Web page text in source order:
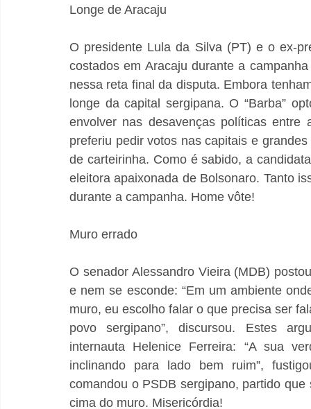
Longe de Aracaju
O presidente Lula da Silva (PT) e o ex-
costados em Aracaju durante a
nessa reta final da disputa. Embora
longe da capital sergipana. O “Barba”
envolver nas desavenças políticas entre
preferiu pedir votos nas capitais e
de carteirinha. Como é sabido, a
eleitora apaixonada de Bolsonaro. Tanto
durante a campanha. Home vôte!
Muro errado
O senador Alessandro Vieira (MDB)
e nem se esconde: “Em um ambiente
muro, eu escolho falar o que precisa ser
povo sergipano”, discursou. Estes
internauta Helenice Ferreira: “A sua
inclinando para lado bem ruim”,
comandou o PSDB sergipano, partido
cima do muro. Misericórdia!